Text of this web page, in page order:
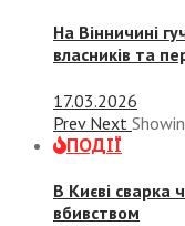
На Вінничині
власників та
17.03.2026
Prev Next
ПОДІЇ
В Києві сварка
вбивством